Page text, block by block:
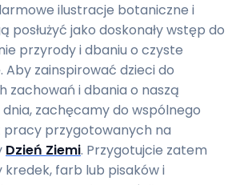
ilustracje botaniczne i
posłużyć jako doskonały wstęp do
przyrody i dbaniu o czyste
Aby zainspirować dzieci do
zachowań i dbania o naszą
zachęcamy do wspólnego
przygotowanych na
Dzień Ziemi. Przygotujcie zatem
kredek, farb lub pisaków i